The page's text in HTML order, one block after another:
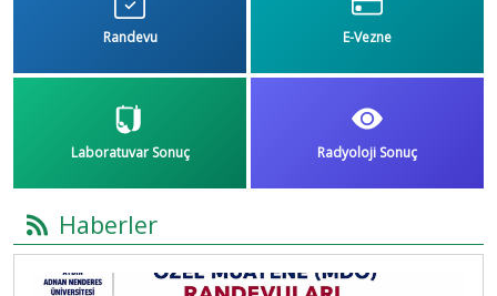
Randevu E-Vezne
Laboratuvar Sonuç Radyoloji Sonuç
Haberler